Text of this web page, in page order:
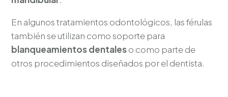
En algunos tratamientos odontológicos, las férulas
también se utilizan como soporte para
blanqueamientos dentaleso como parte de
otros procedimientos diseñados por el dentista.